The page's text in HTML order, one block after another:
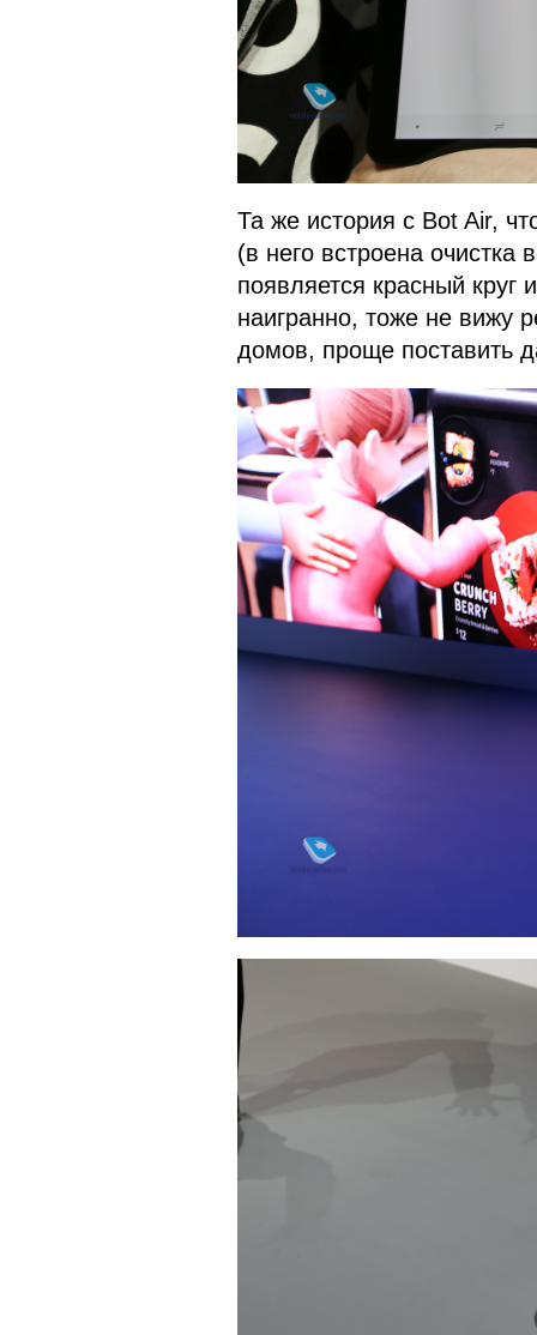
Та же история с Bot Air,
(в него встроена очистка
появляется красный круг
наигранно, тоже не вижу
домов, проще поставить